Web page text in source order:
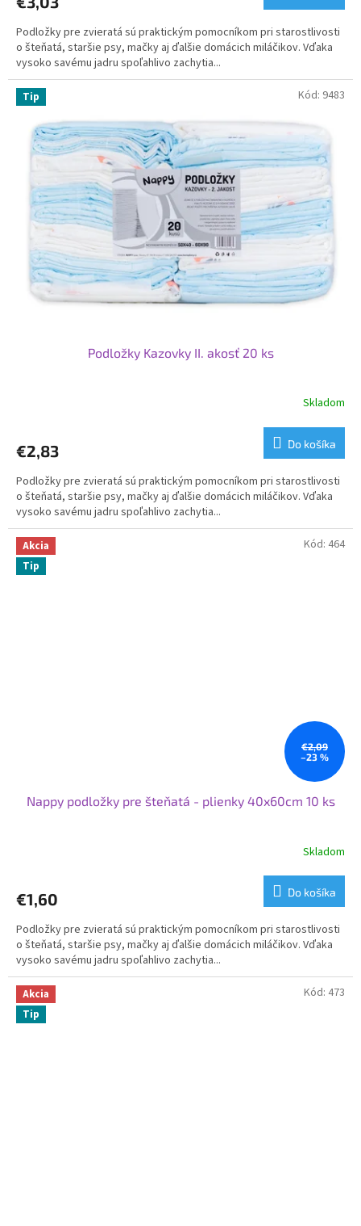
z
5
hviezdičiek.
Podložky pre zvieratá sú praktickým pomocníkom pri starostlivosti
o šteňatá, staršie psy, mačky aj ďalšie domácich miláčikov. Vďaka
vysoko savému jadru spoľahlivo zachytia...
Tip
Podložky Kazovky II. akosť 20 ks
Skladom
€2,83 Do košíka
Podložky pre zvieratá sú praktickým pomocníkom pri starostlivosti
o šteňatá, staršie psy, mačky aj ďalšie domácich miláčikov. Vďaka
vysoko savému jadru spoľahlivo zachytia...
Kód: 9483
Akcia
Tip
€2,09
–23 %
Nappy podložky pre šteňatá - plienky 40x60cm 10 ks
Skladom
€1,60 Do košíka
Podložky pre zvieratá sú praktickým pomocníkom pri starostlivosti
o šteňatá, staršie psy, mačky aj ďalšie domácich miláčikov. Vďaka
vysoko savému jadru spoľahlivo zachytia...
Kód: 464
Akcia
Tip
Kód: 473